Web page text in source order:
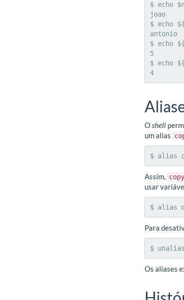
$ echo
joao
$ echo
antonio
$ echo
5
$ echo
4
O shell
um alias
$ alias
Assim, copy
usar
$ alias
Para
$
Os aliases